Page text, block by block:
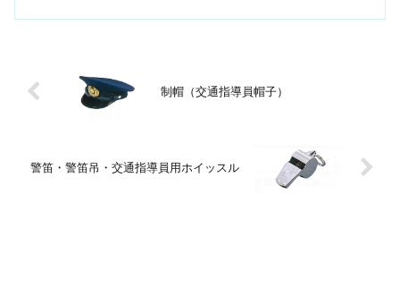
制帽（交通指導員帽子）
警笛・警笛吊・交通指導員用ホイッスル